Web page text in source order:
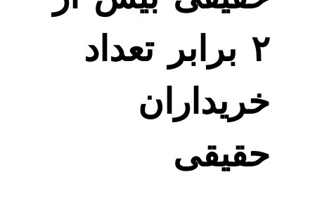
۲ برابر تعداد
خریداران
حقیقی